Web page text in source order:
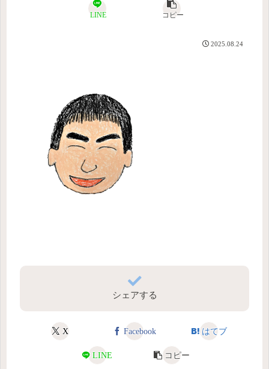
LINE コピー
2025.08.24
シェアする
X Facebook はてブ
LINE コピー